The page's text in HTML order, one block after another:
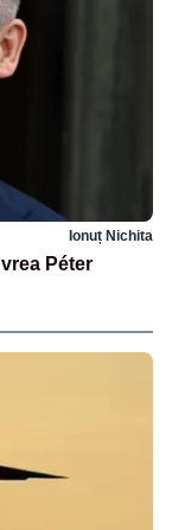
Ionuț Nichita
Péter